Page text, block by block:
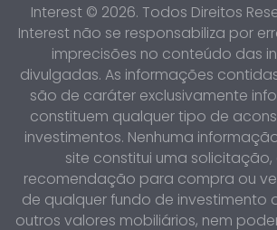
Interest © 2026. Todos Direitos
Interest não se responsabiliza por
imprecisões no conteúdo das
divulgadas. As informações
são de caráter exclusivamente
constituem qualquer tipo de
investimentos. Nenhuma
site constitui uma
recomendação para compra ou
de qualquer fundo de investimento
outros valores mobiliários, nem